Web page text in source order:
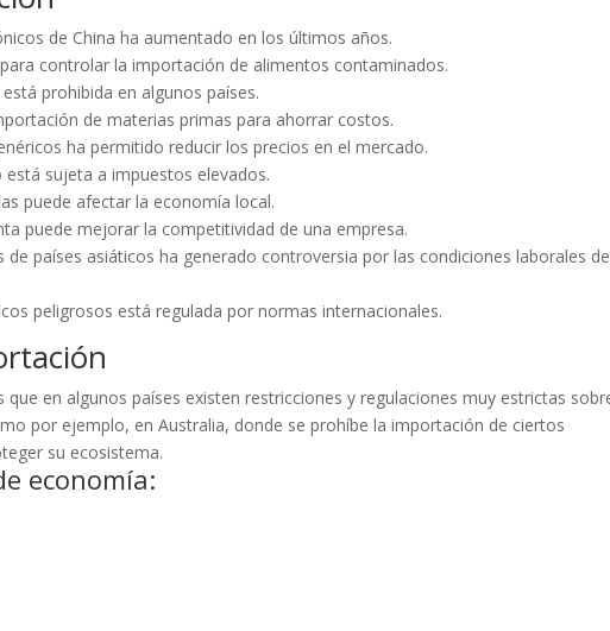
de China ha aumentado en los últimos años.
controlar la importación de alimentos contaminados.
prohibida en algunos países.
de materias primas para ahorrar costos.
ha permitido reducir los precios en el mercado.
sujeta a impuestos elevados.
puede afectar la economía local.
puede mejorar la competitividad de una empresa.
países asiáticos ha generado controversia por las condiciones laborales
peligrosos está regulada por normas internacionales.
en algunos países existen restricciones y regulaciones muy estrictas
por ejemplo, en Australia, donde se prohíbe la importación de ciertos
su ecosistema.
economía: